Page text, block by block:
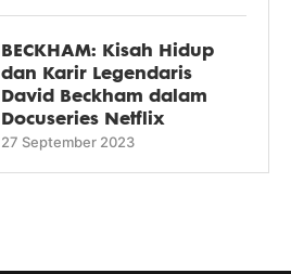
BECKHAM: Kisah Hidup
dan Karir Legendaris
David Beckham dalam
Docuseries Netflix
27 September 2023